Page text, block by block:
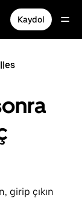
Kaydol
girip çıkın